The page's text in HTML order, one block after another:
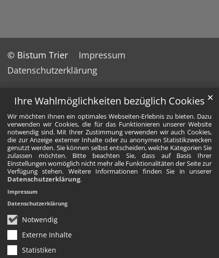
Ihre Wahlmöglichkeiten bezüglich Cookies
Wir möchten Ihnen ein optimales Webseiten-Erlebnis zu bieten. Dazu
verwenden wir Cookies, die für das Funktionieren unserer Website
notwendig sind. Mit Ihrer Zustimmung verwenden wir auch Cookies,
die zur Anzeige externer Inhalte oder zu anonymen Statistikzwecken
genutzt werden. Sie können selbst entscheiden, welche Kategorien Sie
zulassen möchten. Bitte beachten Sie, dass auf Basis Ihrer
Einstellungen womöglich nicht mehr alle Funktionalitäten der Seite zur
Verfügung stehen. Weitere Informationen finden Sie in unserer
Datenschutzerklärung.
Notwendig
Externe Inhalte
Statistiken
✕
Impressum
Datenschutzerklärung
© Bistum Trier
Impressum
Datenschutzerklärung